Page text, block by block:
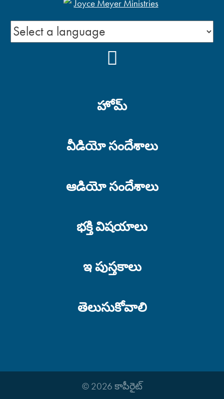
హోమ్
వీడియో సందేశాలు
ఆడియో సందేశాలు
భక్తి విషయాలు
ఇ పుస్తకాలు
తెలుసుకోవాలి
© 2026 కాపీరైట్